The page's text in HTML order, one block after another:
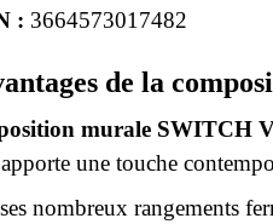
: 3664573017482
de la
murale SWITCH
une touche
nombreux rangements